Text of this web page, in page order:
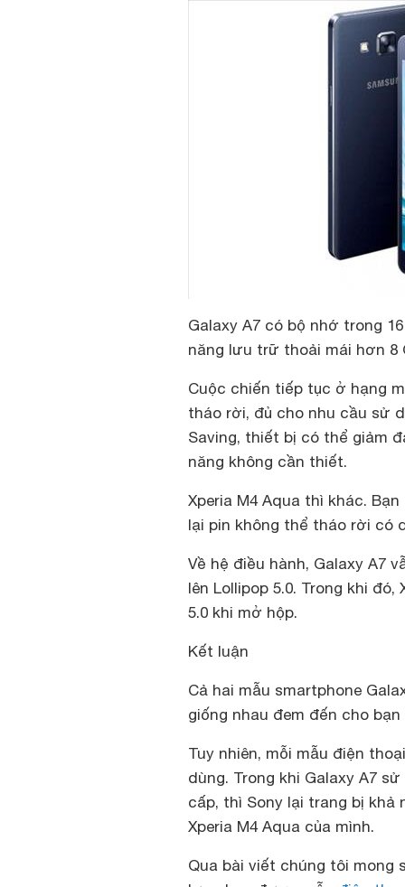
Galaxy A7 có bộ nhớ trong
năng lưu trữ thoải mái hơn 8
Cuộc chiến tiếp tục ở hạng
tháo rời, đủ cho nhu cầu sử
Saving, thiết bị có thể giảm
năng không cần thiết.
Xperia M4 Aqua thì khác.
lại pin không thể tháo rời có
Về hệ điều hành, Galaxy A7
lên Lollipop 5.0. Trong khi
5.0 khi mở hộp.
Kết luận
Cả hai mẫu smartphone
giống nhau đem đến cho
Tuy nhiên, mỗi mẫu điện
dùng. Trong khi Galaxy A7
cấp, thì Sony lại trang bị
Xperia M4 Aqua của mình.
Qua bài viết chúng tôi